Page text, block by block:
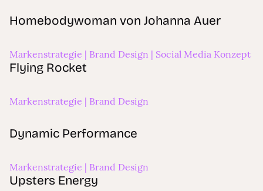
Homebodywoman von Johanna Auer
Markenstrategie | Brand Design | Social Media Konzept
Flying Rocket
Markenstrategie | Brand Design
Dynamic Performance
Markenstrategie | Brand Design
Upsters Energy